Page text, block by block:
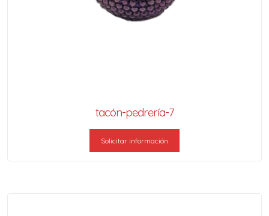
tacón-pedrería-7
Solicitar información